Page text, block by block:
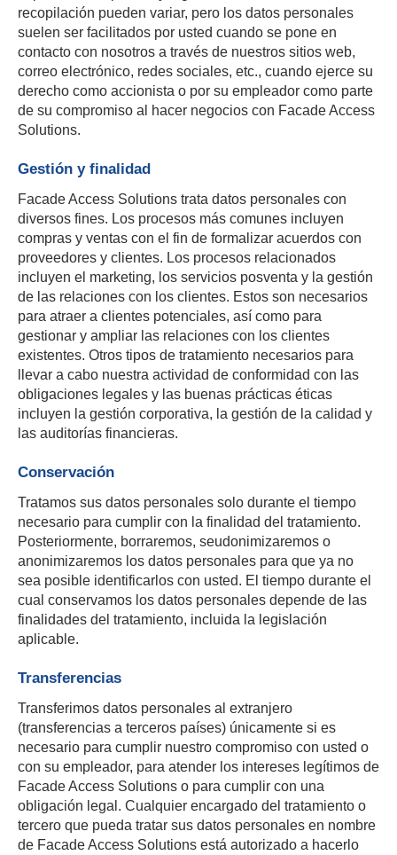
recopilación pueden variar, pero los datos personales
suelen ser facilitados por usted cuando se pone en
contacto con nosotros a través de nuestros sitios web,
correo electrónico, redes sociales, etc., cuando ejerce su
derecho como accionista o por su empleador como parte
de su compromiso al hacer negocios con Facade Access
Solutions.
Gestión y finalidad
Facade Access Solutions trata datos personales con
diversos fines. Los procesos más comunes incluyen
compras y ventas con el fin de formalizar acuerdos con
proveedores y clientes. Los procesos relacionados
incluyen el marketing, los servicios posventa y la gestión
de las relaciones con los clientes. Estos son necesarios
para atraer a clientes potenciales, así como para
gestionar y ampliar las relaciones con los clientes
existentes. Otros tipos de tratamiento necesarios para
llevar a cabo nuestra actividad de conformidad con las
obligaciones legales y las buenas prácticas éticas
incluyen la gestión corporativa, la gestión de la calidad y
las auditorías financieras.
Conservación
Tratamos sus datos personales solo durante el tiempo
necesario para cumplir con la finalidad del tratamiento.
Posteriormente, borraremos, seudonimizaremos o
anonimizaremos los datos personales para que ya no
sea posible identificarlos con usted. El tiempo durante el
cual conservamos los datos personales depende de las
finalidades del tratamiento, incluida la legislación
aplicable.
Transferencias
Transferimos datos personales al extranjero
(transferencias a terceros países) únicamente si es
necesario para cumplir nuestro compromiso con usted o
con su empleador, para atender los intereses legítimos de
Facade Access Solutions o para cumplir con una
obligación legal. Cualquier encargado del tratamiento o
tercero que pueda tratar sus datos personales en nombre
de Facade Access Solutions está autorizado a hacerlo